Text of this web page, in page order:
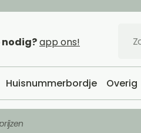
nodig?app ons!
Huisnummerbordje Overig